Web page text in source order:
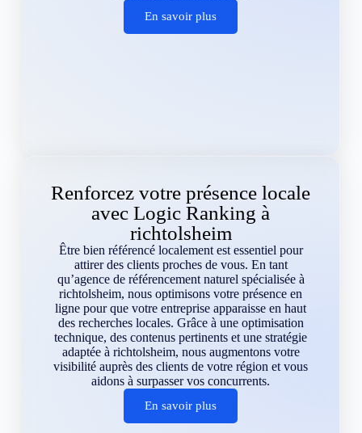
En savoir plus
Renforcez votre présence locale
avec Logic Ranking à
richtolsheim
Être bien référencé localement est essentiel pour
attirer des clients proches de vous. En tant
qu’agence de référencement naturel spécialisée à
richtolsheim, nous optimisons votre présence en
ligne pour que votre entreprise apparaisse en haut
des recherches locales. Grâce à une optimisation
technique, des contenus pertinents et une stratégie
adaptée à richtolsheim, nous augmentons votre
visibilité auprès des clients de votre région et vous
aidons à surpasser vos concurrents.
En savoir plus